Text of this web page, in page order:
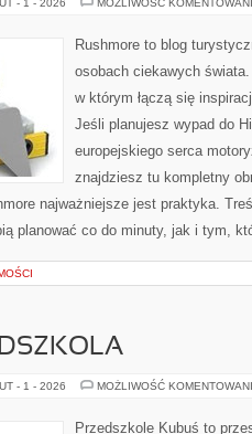
- 1 - 2026 MOŻLIWOŚĆ
Rushmore to blog
osobach ciekawych
w którym łączą się
Jeśli planujesz wypad do
europejskiego serca
znajdziesz tu kompletny
najważniejsze jest praktyka.
planować co do minuty, jak i tym,
- 1 - 2026 MOŻLIWOŚĆ
Przedszkole Kubuś to